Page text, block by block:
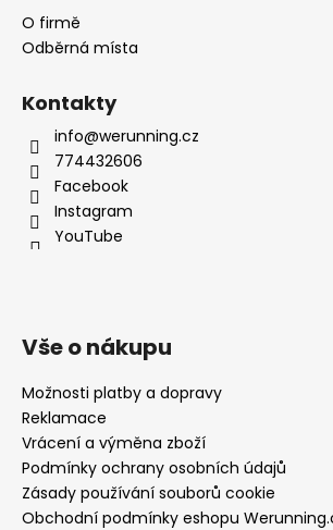
O firmě
Odběrná místa
Kontakty
info@werunning.cz
774432606
Facebook
Instagram
YouTube
Vše o nákupu
Možnosti platby a dopravy
Reklamace
Vrácení a výměna zboží
Podmínky ochrany osobních údajů
Zásady používání souborů cookie
Obchodní podmínky eshopu